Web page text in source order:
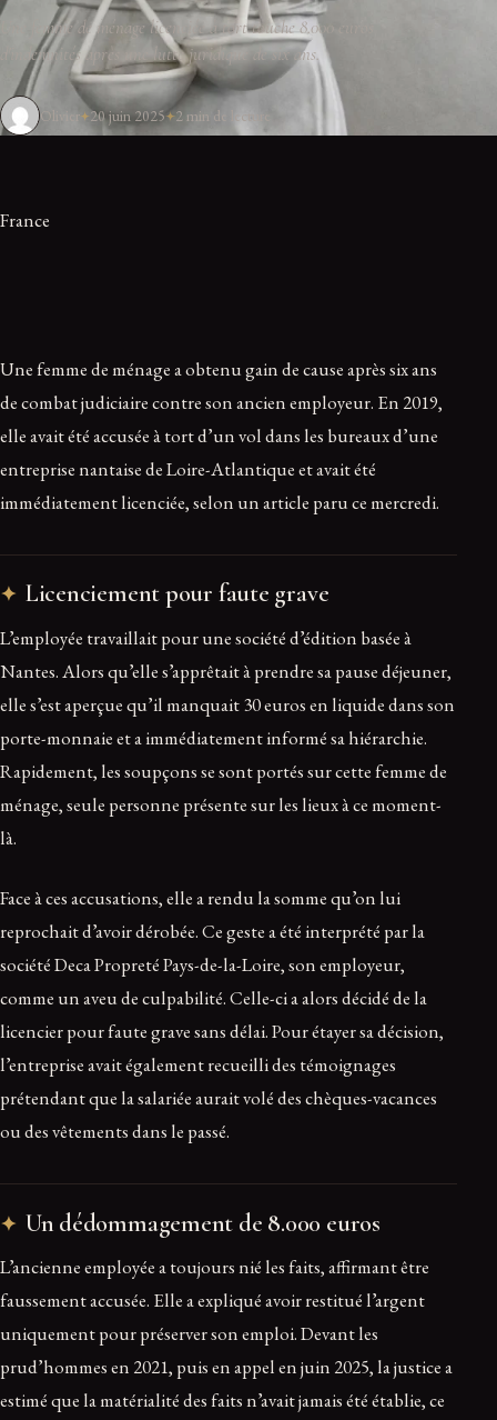
Une femme de ménage licenciée à tort touche 8.000 euros
d'indemnités après une lutte juridique de six ans.
Olivier 20 juin 2025 2 min de lecture
France
Une femme de ménage a obtenu gain de cause après six ans
de combat judiciaire contre son ancien employeur. En 2019,
elle avait été accusée à tort d’un vol dans les bureaux d’une
entreprise nantaise de Loire-Atlantique et avait été
immédiatement licenciée, selon un article paru ce mercredi.
Licenciement pour faute grave
L’employée travaillait pour une société d’édition basée à
Nantes. Alors qu’elle s’apprêtait à prendre sa pause déjeuner,
elle s’est aperçue qu’il manquait 30 euros en liquide dans son
porte-monnaie et a immédiatement informé sa hiérarchie.
Rapidement, les soupçons se sont portés sur cette femme de
ménage, seule personne présente sur les lieux à ce moment-
là.
Face à ces accusations, elle a rendu la somme qu’on lui
reprochait d’avoir dérobée. Ce geste a été interprété par la
société Deca Propreté Pays-de-la-Loire, son employeur,
comme un aveu de culpabilité. Celle-ci a alors décidé de la
licencier pour faute grave sans délai. Pour étayer sa décision,
l’entreprise avait également recueilli des témoignages
prétendant que la salariée aurait volé des chèques-vacances
ou des vêtements dans le passé.
Un dédommagement de 8.000 euros
L’ancienne employée a toujours nié les faits, affirmant être
faussement accusée. Elle a expliqué avoir restitué l’argent
uniquement pour préserver son emploi. Devant les
prud’hommes en 2021, puis en appel en juin 2025, la justice a
estimé que la matérialité des faits n’avait jamais été établie, ce